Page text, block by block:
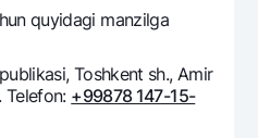
ishlashga rozilik berish
boring
quyidagi manzilga
Toshkent sh., Amir
Telefon: +99878 147-15-